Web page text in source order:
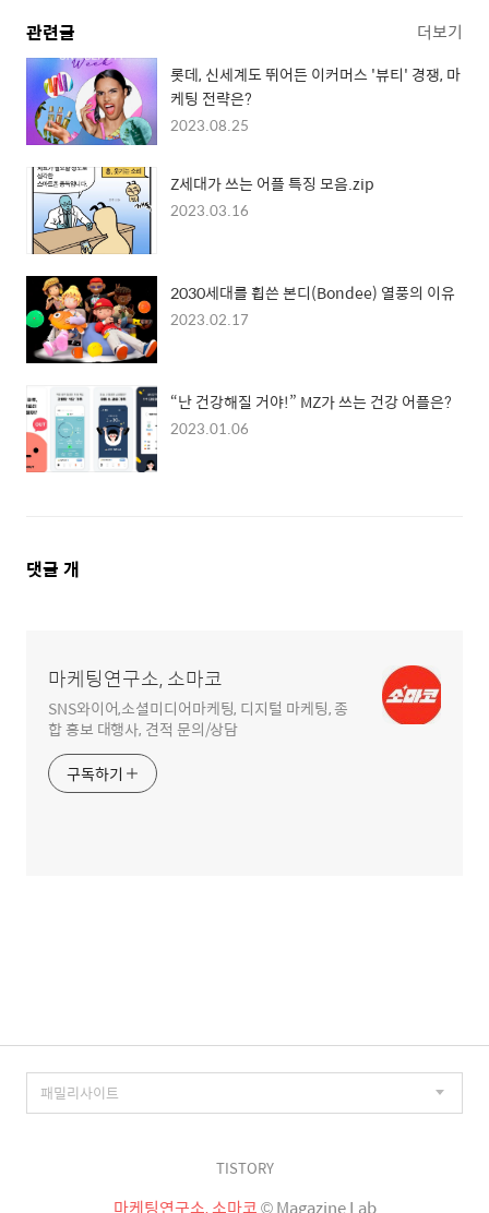
관련글 더보기
롯데, 신세계도 뛰어든 이커머스 '뷰티' 경쟁, 마
케팅 전략은?
2023.08.25
Z세대가 쓰는 어플 특징 모음.zip
2023.03.16
2030세대를 휩쓴 본디(Bondee) 열풍의 이유
2023.02.17
“난 건강해질 거야!” MZ가 쓰는 건강 어플은?
2023.01.06
댓
댓글 개
마케팅연구소, 소마코
SNS와이어,소셜미디어마케팅, 디지털 마케팅, 종
합 홍보 대행사, 견적 문의/상담
구독하기
TISTORY
마케팅연구소, 소마코© Magazine Lab